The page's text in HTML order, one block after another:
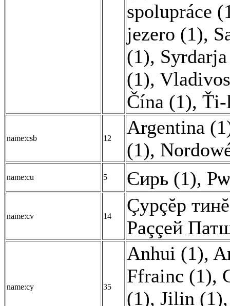
spolupráce
jezero (1),
(1),
(1),
Čína (1),
name:csb 12
Argentina
(1),
name:cu 5 Єирь (1),
name:cv 14
Çурçĕр
Раççей
name:cy 35
Anhui (1),
Ffrainc (1),
(1), Jilin (1)